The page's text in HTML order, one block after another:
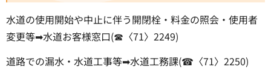
水道の使用開始や中止に伴う開閉栓・料金の照会・使用者
変更等➡水道お客様窓口(☎〈71〉2249)
道路での漏水・水道工事等➡水道工務課(☎〈71〉2250)